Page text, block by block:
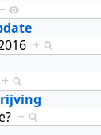
+
+
+
+